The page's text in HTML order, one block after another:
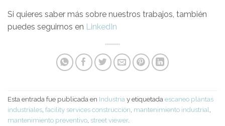
Si quieres saber más sobre nuestros trabajos, también
puedes seguirnos en LinkedIn
Esta entrada fue publicada en Industriay etiquetadaescaneo plantas
industriales, facility services construcción, mantenimiento industrial,
mantenimiento preventivo, street viewer.